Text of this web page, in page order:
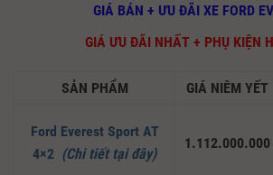
GIÁ BÁN + ƯU ĐÃI XE FORD
GIÁ ƯU ĐÃI NHẤT + PHỤ KIỆN
SẢN PHẨM GIÁ NIÊM YẾT
Ford Everest Sport AT
4×2 (Chi tiết tại đây)
1.112.000.000